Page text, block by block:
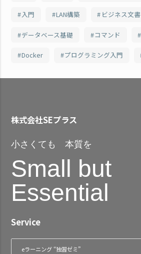
入門 LAN構築 ビジネス文書
データベース基礎 コマンド
Docker プログラミング入門
株式会社SEプラス
小さくても 本質を
Small but
Essential
Service
eラーニング “独習ゼミ”